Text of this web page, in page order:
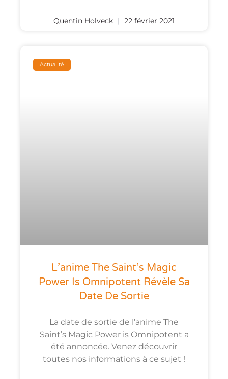
Quentin Holveck 22 février 2021
Actualité
L’anime The Saint’s Magic
Power Is Omnipotent Révèle Sa
Date De Sortie
La date de sortie de l’anime The
Saint’s Magic Power is Omnipotent a
été annoncée. Venez découvrir
toutes nos informations à ce sujet !